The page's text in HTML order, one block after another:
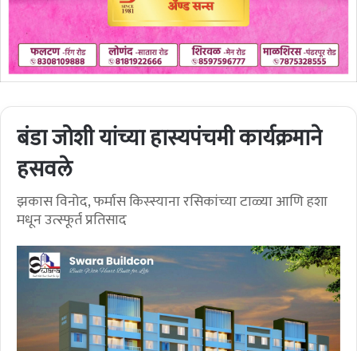
बंडा जोशी यांच्या हास्यपंचमी कार्यक्रमाने
हसवले
झकास विनोद, फर्मास किस्स्याना रसिकांच्या टाळ्या आणि हशा
मधून उत्स्फूर्त प्रतिसाद